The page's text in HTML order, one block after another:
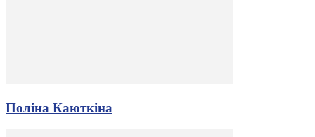
Поліна Каюткіна